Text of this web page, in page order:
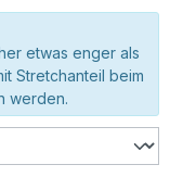
etwas enger als
Stretchanteil beim
werden.